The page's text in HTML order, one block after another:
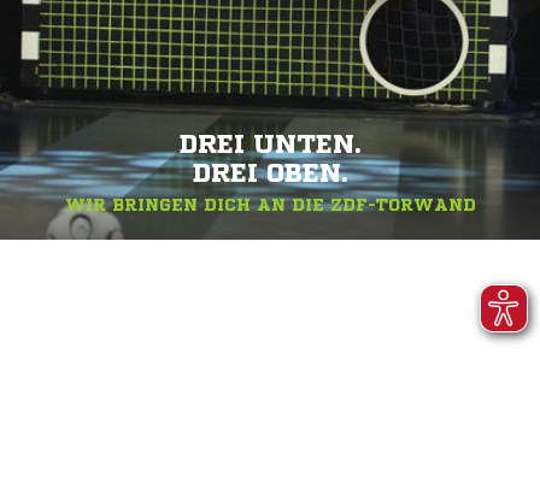
DREI UNTEN.
DREI OBEN.
WIR BRINGEN DICH AN DIE ZDF-TORWAND